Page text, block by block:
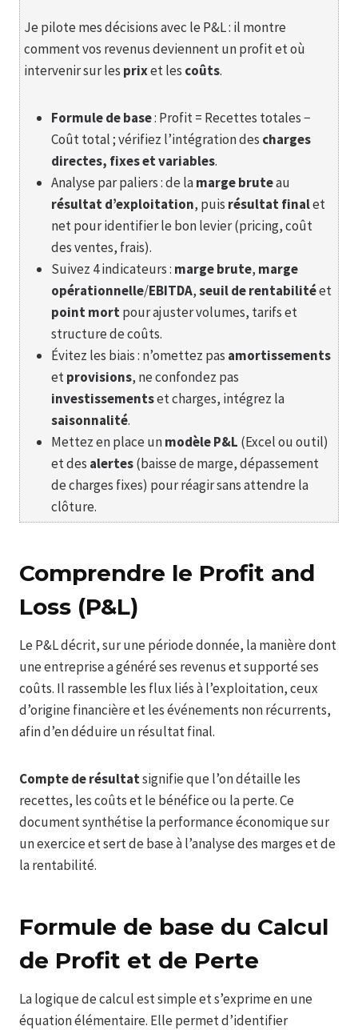
Je pilote mes décisions avec le P&L : il montre
comment vos revenus deviennent un profit et où
intervenir sur les prixet les coûts.
Formule de base: Profit = Recettes totales −
Coût total ; vérifiez l’intégration des charges
directes, fixes et variables.
Analyse par paliers : de lamarge bruteau
résultat d’exploitation, puis résultat finalet
net pour identifier le bon levier (pricing, coût
des ventes, frais).
Suivez 4 indicateurs : marge brute, marge
opérationnelle/EBITDA,seuil de rentabilitéet
point mortpour ajuster volumes, tarifs et
structure de coûts.
Évitez les biais : n’omettez pas amortissements
etprovisions, ne confondez pas
investissementset charges, intégrez la
saisonnalité.
Mettez en place unmodèle P&L (Excel ou outil)
et des alertes(baisse de marge, dépassement
de charges fixes) pour réagir sans attendre la
clôture.
Comprendre le Profit and
Loss (P&L)
Le P&L décrit, sur une période donnée, la manière dont
une entreprise a généré ses revenus et supporté ses
coûts. Il rassemble les flux liés à l’exploitation, ceux
d’origine financière et les événements non récurrents,
afin d’en déduire un résultat final.
Compte de résultatsignifie que l’on détaille les
recettes, les coûts et le bénéfice ou la perte. Ce
document synthétise la performance économique sur
un exercice et sert de base à l’analyse des marges et de
la rentabilité.
Formule de base du Calcul
de Profit et de Perte
La logique de calcul est simple et s’exprime en une
équation élémentaire. Elle permet d’identifier